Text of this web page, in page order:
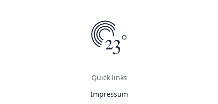
Quick links
Impressum